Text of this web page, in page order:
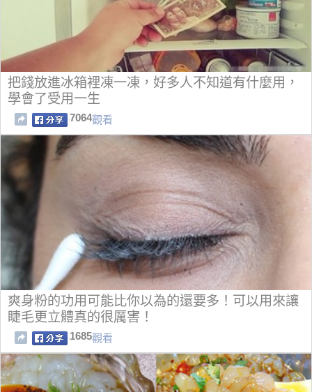
把錢放進冰箱裡凍一凍，好多人不知道有什麼用，
學會了受用一生
7064觀看
爽身粉的功用可能比你以為的還要多！可以用來讓
睫毛更立體真的很厲害！
1685觀看